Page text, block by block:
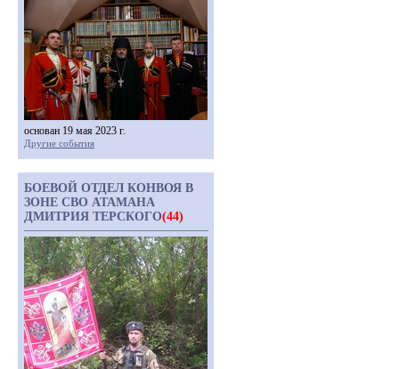
основан 19 мая 2023 г.
Другие события
БОЕВОЙ ОТДЕЛ КОНВОЯ В
ЗОНЕ СВО АТАМАНА
ДМИТРИЯ ТЕРСКОГО(44)